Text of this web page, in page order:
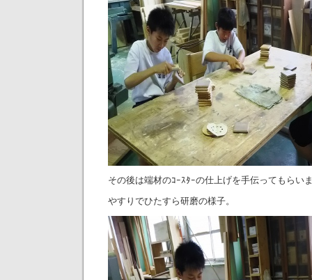
その後は端材のｺｰｽﾀｰの仕上げを手伝ってもらい
やすりでひたすら研磨の様子。